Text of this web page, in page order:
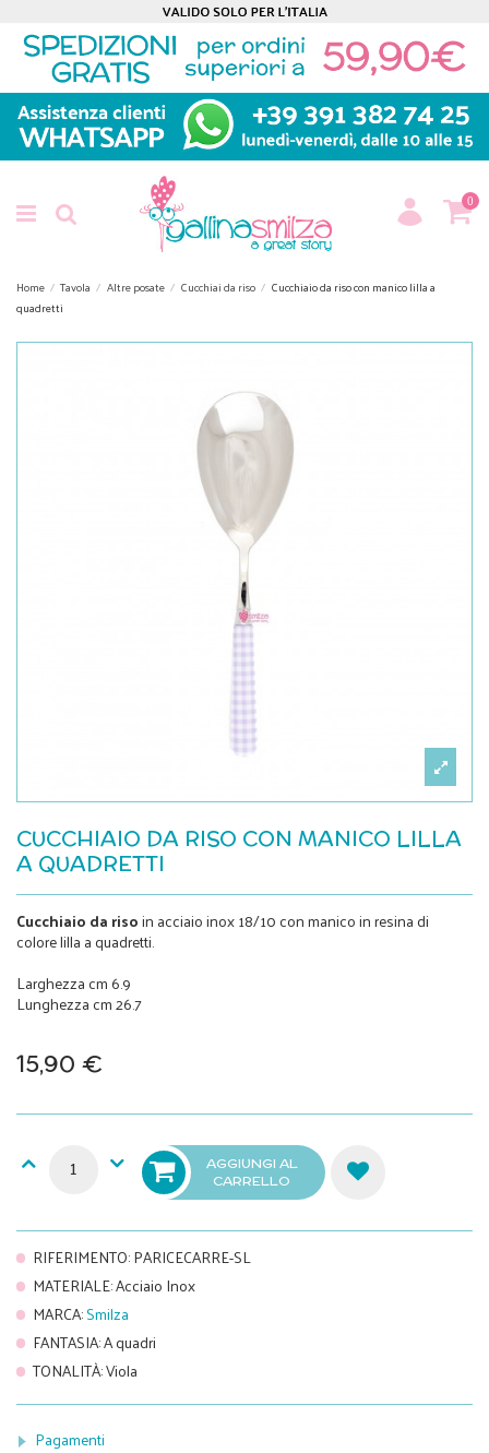
0
Home Tavola Altre posate Cucchiai da riso
Cucchiaio da riso con manico lilla a
quadretti
CUCCHIAIO DA RISO CON MANICO LILLA
A QUADRETTI
Cucchiaio da risoin acciaio inox 18/10 con manico in resina di
colore lilla a quadretti.
Larghezza cm 6.9
Lunghezza cm 26.7
15,90 €
AGGIUNGI AL
CARRELLO
RIFERIMENTO:PARICECARRE-SL
MATERIALE:Acciaio Inox
MARCA:Smilza
FANTASIA:A quadri
TONALITÀ:Viola
Pagamenti